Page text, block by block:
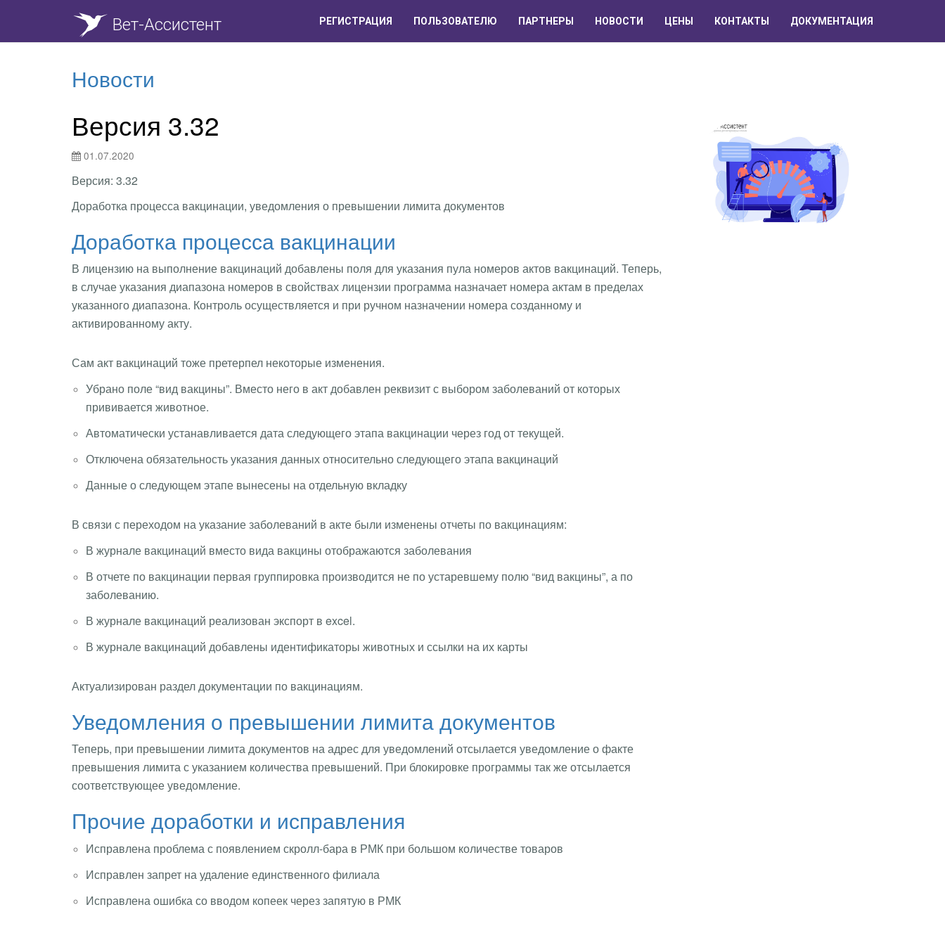
Вет-Ассистент РЕГИСТРАЦИЯ ПОЛЬЗОВАТЕЛЮ ПАРТНЕРЫ НОВОСТИ ЦЕНЫ КОНТАКТЫ ДОКУМЕНТАЦИЯ
Новости
Версия 3.32
01.07.2020
Версия: 3.32
Доработка процесса вакцинации, уведомления о превышении лимита документов
Доработка процесса вакцинации
В лицензию на выполнение вакцинаций добавлены поля для указания пула номеров актов вакцинаций. Теперь,
в случае указания диапазона номеров в свойствах лицензии программа назначает номера актам в пределах
указанного диапазона. Контроль осуществляется и при ручном назначении номера созданному и
активированному акту.
Сам акт вакцинаций тоже претерпел некоторые изменения.
Убрано поле “вид вакцины”. Вместо него в акт добавлен реквизит с выбором заболеваний от которых
прививается животное.
Автоматически устанавливается дата следующего этапа вакцинации через год от текущей.
Отключена обязательность указания данных относительно следующего этапа вакцинаций
Данные о следующем этапе вынесены на отдельную вкладку
В связи с переходом на указание заболеваний в акте были изменены отчеты по вакцинациям:
В журнале вакцинаций вместо вида вакцины отображаются заболевания
В отчете по вакцинации первая группировка производится не по устаревшему полю “вид вакцины”, а по
заболеванию.
В журнале вакцинаций реализован экспорт в excel.
В журнале вакцинаций добавлены идентификаторы животных и ссылки на их карты
Актуализирован раздел документации по вакцинациям.
Уведомления о превышении лимита документов
Теперь, при превышении лимита документов на адрес для уведомлений отсылается уведомление о факте
превышения лимита с указанием количества превышений. При блокировке программы так же отсылается
соответствующее уведомление.
Прочие доработки и исправления
Исправлена проблема с появлением скролл-бара в РМК при большом количестве товаров
Исправлен запрет на удаление единственного филиала
Исправлена ошибка со вводом копеек через запятую в РМК